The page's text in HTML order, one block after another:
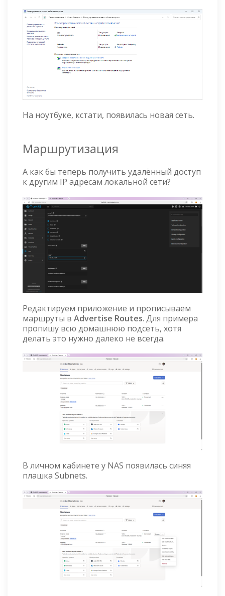
На ноутбуке, кстати, появилась новая сеть.
Маршрутизация
А как бы теперь получить удалённый доступ
к другим IP адресам локальной сети?
Редактируем приложение и прописываем
маршруты в Advertise Routes. Для примера
пропишу всю домашнюю подсеть, хотя
делать это нужно далеко не всегда.
В личном кабинете у NAS появилась синяя
плашка Subnets.